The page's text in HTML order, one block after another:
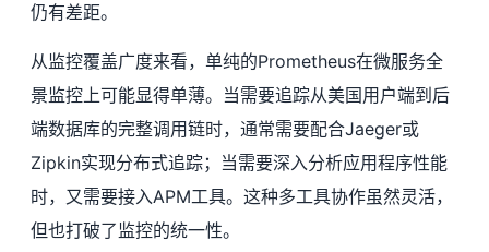
仍有差距。
从监控覆盖广度来看，单纯的Prometheus在微服务全
景监控上可能显得单薄。当需要追踪从美国用户端到后
端数据库的完整调用链时，通常需要配合Jaeger或
Zipkin实现分布式追踪；当需要深入分析应用程序性能
时，又需要接入APM工具。这种多工具协作虽然灵活，
但也打破了监控的统一性。